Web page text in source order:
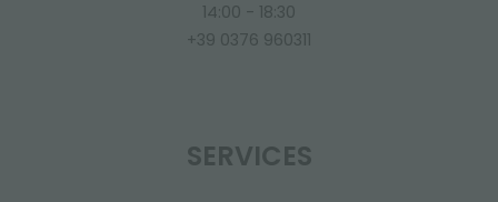
14:00 - 18:30
+39 0376 960311
SERVICES